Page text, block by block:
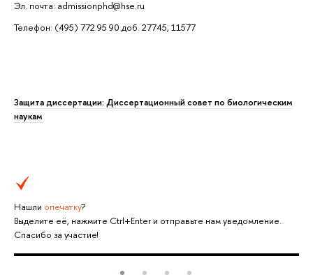
Эл. почта: admissionphd@hse.ru
Телефон: (495) 772 95 90 доб. 27745, 11577
Защита диссертации: Диссертационный совет по биологическим
наукам
Нашли опечатку?
Выделите её, нажмите Ctrl+Enter и отправьте нам уведомление.
Спасибо за участие!